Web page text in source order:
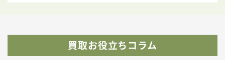
買取お役立ちコラム